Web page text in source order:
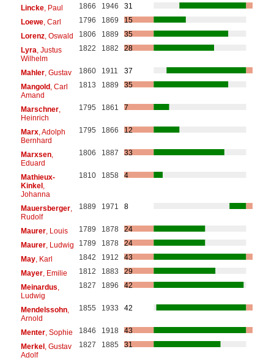
Lincke, Paul 1866 1946
31
Loewe, Carl 1796 1869
15
Lorenz, Oswald 1806 1889
35
Lyra , Justus
Wilhelm
1822 1882 28
Mahler, Gustav 1860 1911
37
Mangold, Carl
Amand
1813 1889 35
Marschner,
Heinrich
1795 1861 7
Marx, Adolph
Bernhard
1795 1866 12
Marxsen,
Eduard
1806 1887 33
Mathieux-
Kinkel,
Johanna
1810 1858 4
Mauersberger,
Rudolf
1889 1971 8
Maurer, Louis 1789 1878
24
Maurer, Ludwig 1789 1878
24
May, Karl 1842 1912
43
Mayer, Emilie 1812 1883
29
Meinardus
Ludwig
1827 1896 42
Mendelssohn,
Arnold
1855 1933 42
Menter, Sophie 1846 1918
43
Merkel, Gustav
Adolf
1827 1885 31